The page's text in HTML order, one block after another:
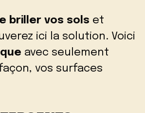
briller vos sols et
ici la solution. Voici
avec seulement
vos surfaces